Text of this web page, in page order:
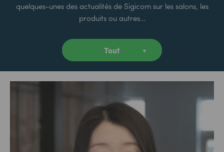
quelques-unes des actualités de Sigicom sur les salons, les
produits ou autres…